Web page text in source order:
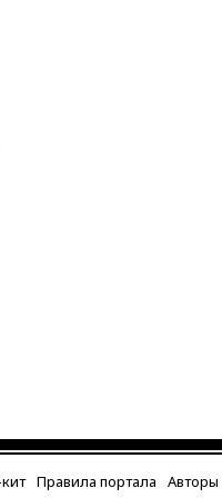
Правила портала Авторы